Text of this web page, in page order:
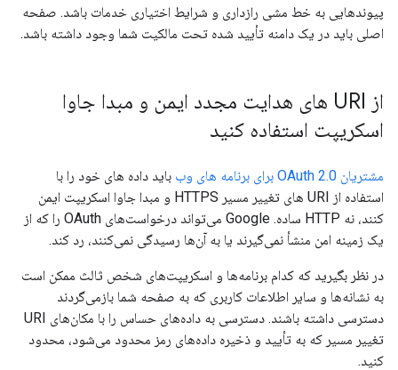
پیوندهایی به خط مشی رازداری و شرایط اختیاری خدمات باشد. صفحه
اصلی باید در یک دامنه تأیید شده تحت مالکیت شما وجود داشته باشد.
از URI های هدایت مجدد ایمن و مبدا جاوا
اسکریپت استفاده کنید
مشتریان OAuth 2.0 برای برنامه های وب
باید داده های خود را با
استفاده از URI های تغییر مسیر HTTPS و مبدا جاوا اسکریپت ایمن
کنند، نه HTTP ساده. Google می‌تواند درخواست‌های OAuth را که از
یک زمینه امن منشأ نمی‌گیرند یا به آن‌ها رسیدگی نمی‌کنند، رد کند.
در نظر بگیرید که کدام برنامه‌ها و اسکریپت‌های شخص ثالث ممکن است
به نشانه‌ها و سایر اطلاعات کاربری که به صفحه شما بازمی‌گردند
دسترسی داشته باشند. دسترسی به داده‌های حساس را با مکان‌های URI
تغییر مسیر که به تأیید و ذخیره داده‌های رمز محدود می‌شود، محدود
کنید.